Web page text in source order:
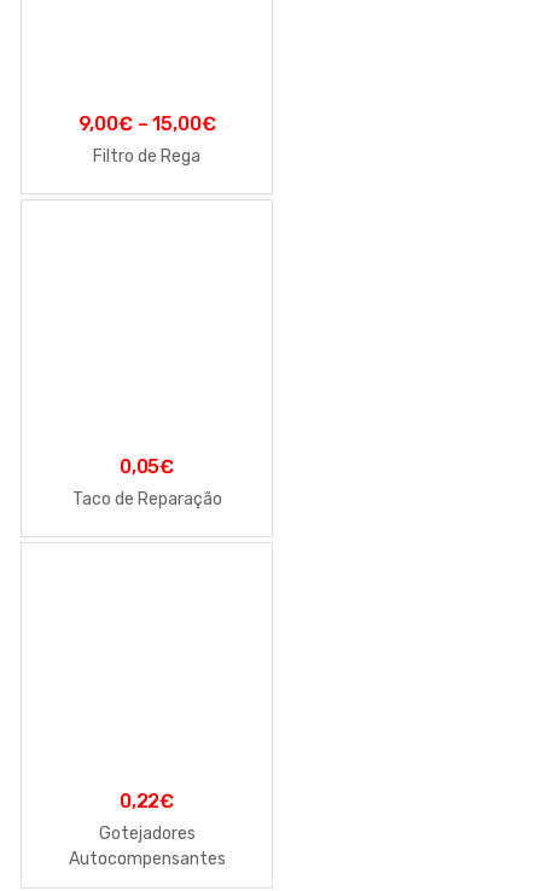
9,00€–15,00€
Filtro de Rega
0,05€
Taco de Reparação
0,22€
Gotejadores
Autocompensantes